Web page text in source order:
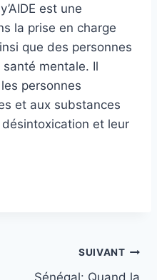
est une
la prise en charge
que des personnes
mentale. Il
personnes
et aux substances
et leur
SUIVANT
Sénégal: Quand la